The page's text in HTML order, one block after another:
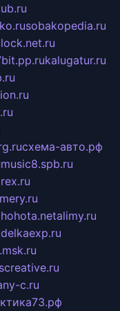
sobakopedia.ru
kalugatur.ru
схема-авто.рф
music8.spb.ru
hohota.netalimy.ru
c.ru